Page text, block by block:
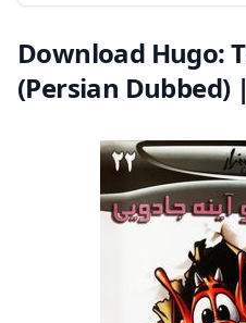
Download Hugo:
(Persian